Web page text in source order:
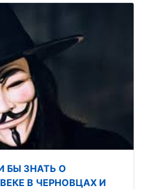
БЫ ЗНАТЬ О
В ЧЕРНОВЦАХ И